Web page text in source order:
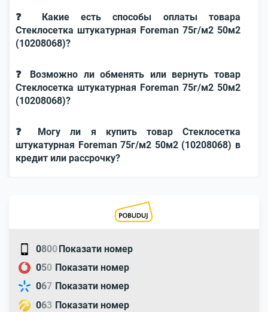
❓ Какие есть способы оплаты товара
Стеклосетка штукатурная Foreman 75г/м2 50м2
(10208068)?
❓ Возможно ли обменять или вернуть товар
Стеклосетка штукатурная Foreman 75г/м2 50м2
(10208068)?
❓ Могу ли я купить товар Стеклосетка
штукатурная Foreman 75г/м2 50м2 (10208068) в
кредит или рассрочку?
0800Показати номер
050 Показати номер
067 Показати номер
063 Показати номер